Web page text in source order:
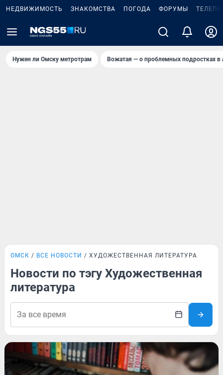
НЕДВИЖИМОСТЬ ЗНАКОМСТВА ПОГОДА ФОРУМЫ
Нужен ли Омску метротрам Вожатая — о проблемных подростках в
ОМСК ВСЕ НОВОСТИ ХУДОЖЕСТВЕННАЯ ЛИТЕРАТУРА
Новости по тэгу Художественная
литература